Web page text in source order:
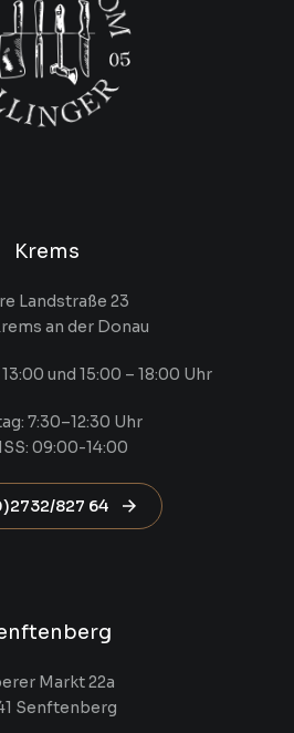
Krems
Landstraße 23
an der Donau
13:00 und 15:00 – 18:00 Uhr
7:30–12:30 Uhr
09:00-14:00
827 64
Markt 22a
Senftenberg